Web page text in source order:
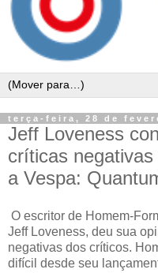
terça-feira, 28 de
Jeff Loveness
críticas
a Vespa:
O escritor de Homem-
Jeff Loveness, deu sua
negativas dos críticos.
difícil desde seu